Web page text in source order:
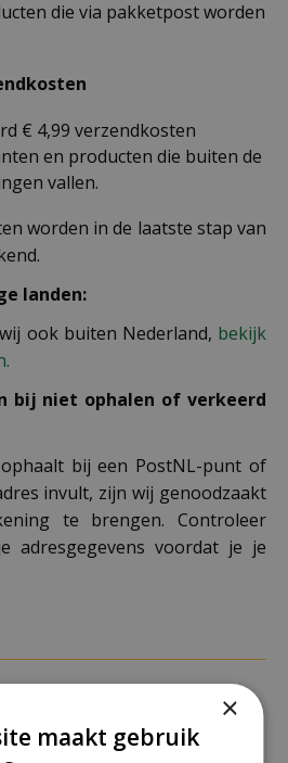
die via pakketpost worden
€ 4,99 verzendkosten
en producten die buiten de
vallen.
worden in de laatste stap van
landen:
ook buiten Nederland, bekijk
bij niet ophalen of verkeerd
bij een PostNL-punt of
invult, zijn wij genoodzaakt
te brengen. Controleer
adresgegevens voordat je je
×
maakt gebruik